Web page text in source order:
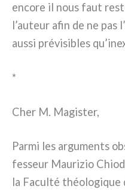
enco­re il nous faut
l’auteur afin de ne pas
aus­si pré­vi­si­bles
*
Cher M. Magister,
Parmi les argu­men­ts
fes­seur Maurizio
la Faculté